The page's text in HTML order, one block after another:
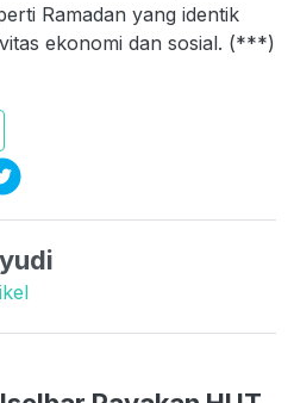
Ramadan yang identik
ekonomi dan sosial. (***)